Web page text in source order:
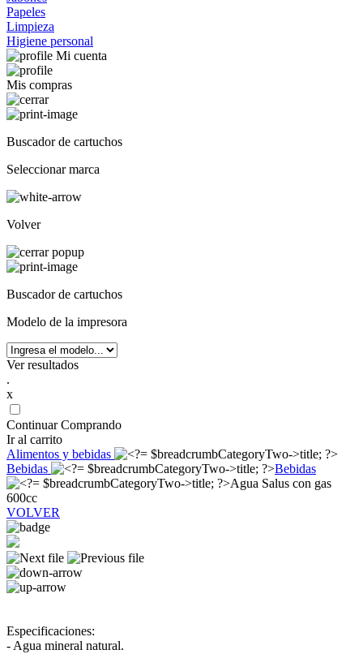
Papeles
Limpieza
Higiene personal
Mi cuenta
Mis compras
Buscador de cartuchos
Seleccionar marca
Volver
Buscador de cartuchos
Modelo de la impresora
Ver resultados
.
x
Continuar Comprando
Ir al carrito
Alimentos y bebidas
Bebidas
Bebidas
Agua Salus con gas
600cc
VOLVER
Especificaciones:
- Agua mineral natural.